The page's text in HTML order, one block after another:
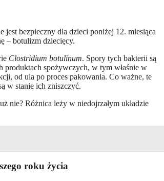
bezpieczny dla dzieci poniżej 12. miesiąca
– botulizm dziecięcy.
Clostridium botulinum. Spory tych bakterii są
produktach spożywczych, w tym właśnie w
od ula po proces pakowania. Co ważne, te
w stanie ich zniszczyć.
nie? Różnica leży w niedojrzałym układzie
roku życia